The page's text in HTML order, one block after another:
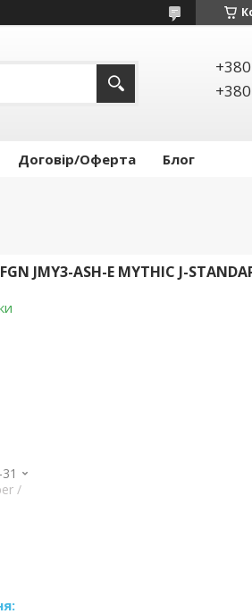
Договір/Оферта Блог
JMY3-ASH-E MYTHIC J-
/